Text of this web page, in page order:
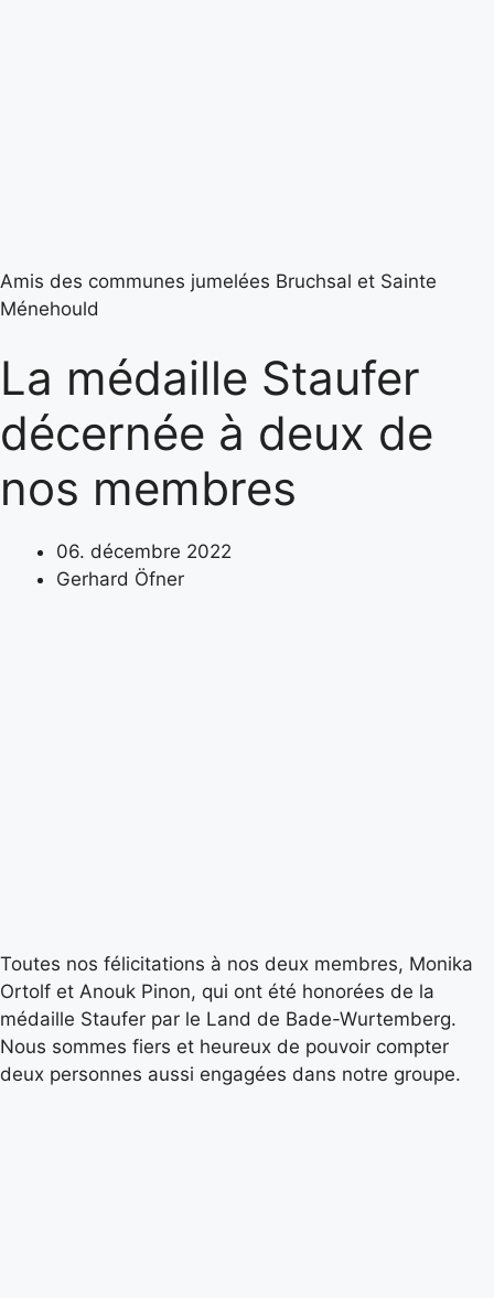
Amis des communes jumelées Bruchsal et Sainte
Ménehould
La médaille Staufer
décernée à deux de
nos membres
06. décembre 2022
Gerhard Öfner
Toutes nos félicitations à nos deux membres, Monika
Ortolf et Anouk Pinon, qui ont été honorées de la
médaille Staufer par le Land de Bade-Wurtemberg.
Nous sommes fiers et heureux de pouvoir compter
deux personnes aussi engagées dans notre groupe.